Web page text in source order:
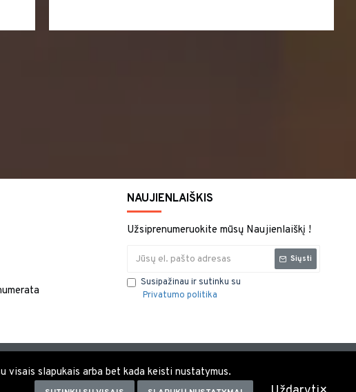
NAUJIENLAIŠKIS
Užsiprenumeruokite mūsų Naujienlaiškį !
Siųsti
Susipažinau ir sutinku su
Privatumo politika
slapukais arba bet kada keisti nustatymus.